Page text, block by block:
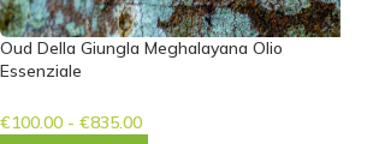
Oud Della Giungla Meghalayana Olio
Essenziale
€100.00 - €835.00